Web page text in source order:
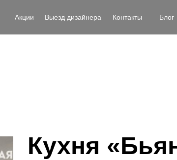
Контакты
Выезд дизайнера
Акции
Блог
Кухня